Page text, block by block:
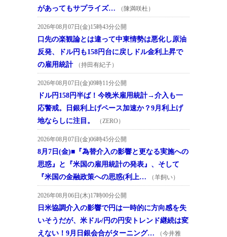
があってもサプライズ…
（陳満咲杜）
2026年08月07日(金)15時43分公開
口先の楽観論とは違って中東情勢は悪化し原油
反発、ドル円も158円台に戻しドル金利上昇で
の雇用統計
（持田有紀子）
2026年08月07日(金)09時11分公開
ドル円158円半ば！今晩米雇用統計→介入も一
応警戒。日銀利上げペース加速か？9月利上げ
地ならしに注目。
（ZERO）
2026年08月07日(金)06時45分公開
8月7日(金)■『為替介入の影響と更なる実施への
思惑』と『米国の雇用統計の発表』、そして
『米国の金融政策への思惑(利上…
（羊飼い）
2026年08月06日(木)17時00分公開
日米協調介入の影響で円は一時的に方向感を失
いそうだが、米ドル/円の円安トレンド継続は変
えない！9月日銀会合がターニング…
（今井雅